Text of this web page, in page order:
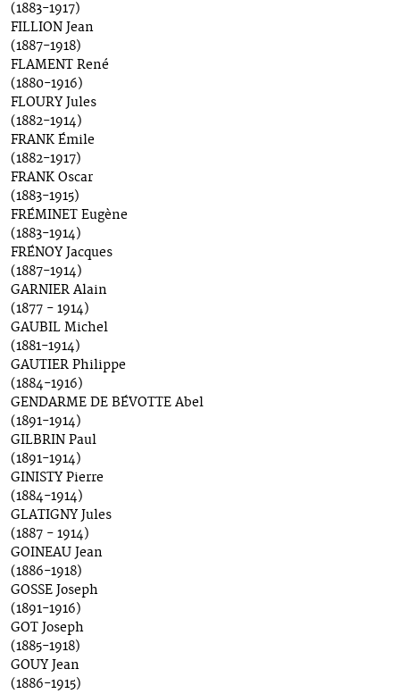
(1883-1917)
FILLION Jean
(1887-1918)
FLAMENT René
(1880-1916)
FLOURY Jules
(1882-1914)
FRANK Émile
(1882-1917)
FRANK Oscar
(1883-1915)
FRÉMINET Eugène
(1883-1914)
FRÉNOY Jacques
(1887-1914)
GARNIER Alain
(1877 - 1914)
GAUBIL Michel
(1881-1914)
GAUTIER Philippe
(1884-1916)
GENDARME DE BÉVOTTE Abel
(1891-1914)
GILBRIN Paul
(1891-1914)
GINISTY Pierre
(1884-1914)
GLATIGNY Jules
(1887 - 1914)
GOINEAU Jean
(1886-1918)
GOSSE Joseph
(1891-1916)
GOT Joseph
(1885-1918)
GOUY Jean
(1886-1915)